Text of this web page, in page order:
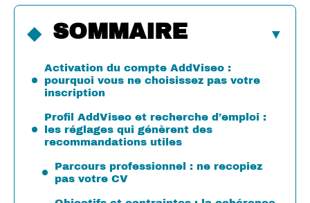
SOMMAIRE
Activation du compte AddViseo :
pourquoi vous ne choisissez pas votre
inscription
Profil AddViseo et recherche d’emploi :
les réglages qui génèrent des
recommandations utiles
Parcours professionnel : ne recopiez
pas votre CV